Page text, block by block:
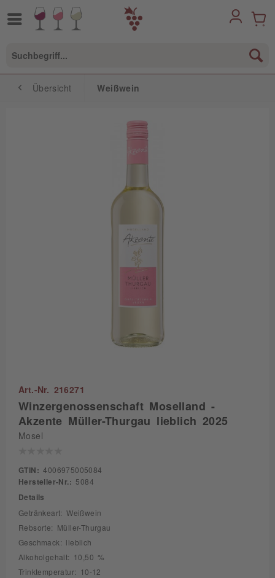
Übersicht Weißwein
Art.-Nr. 216271
Winzergenossenschaft Moselland -
Akzente Müller-Thurgau lieblich 2025
Mosel
GTIN: 4006975005084
Hersteller-Nr.: 5084
Details
Getränkeart: Weißwein
Rebsorte: Müller-Thurgau
Geschmack: lieblich
Alkoholgehalt: 10,50 %
Trinktemperatur: 10-12